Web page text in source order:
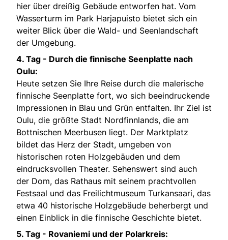
hier über dreißig Gebäude entworfen hat. Vom
Wasserturm im Park Harjapuisto bietet sich ein
weiter Blick über die Wald- und Seenlandschaft
der Umgebung.
4. Tag - Durch die finnische Seenplatte nach
Oulu:
Heute setzen Sie Ihre Reise durch die malerische
finnische Seenplatte fort, wo sich beeindruckende
Impressionen in Blau und Grün entfalten. Ihr Ziel ist
Oulu, die größte Stadt Nordfinnlands, die am
Bottnischen Meerbusen liegt. Der Marktplatz
bildet das Herz der Stadt, umgeben von
historischen roten Holzgebäuden und dem
eindrucksvollen Theater. Sehenswert sind auch
der Dom, das Rathaus mit seinem prachtvollen
Festsaal und das Freilichtmuseum Turkansaari, das
etwa 40 historische Holzgebäude beherbergt und
einen Einblick in die finnische Geschichte bietet.
5. Tag - Rovaniemi und der Polarkreis: